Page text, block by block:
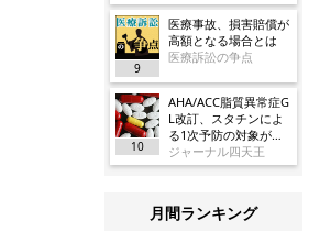
9
医療事故、損害賠償が
高額となる場合とは
医療訴訟の争点
10
AHA/ACC脂質異常症G
L改訂、スタチンによ
る1次予防の対象が大
幅に拡大／JAMA
ジャーナル四天王
月間ランキング